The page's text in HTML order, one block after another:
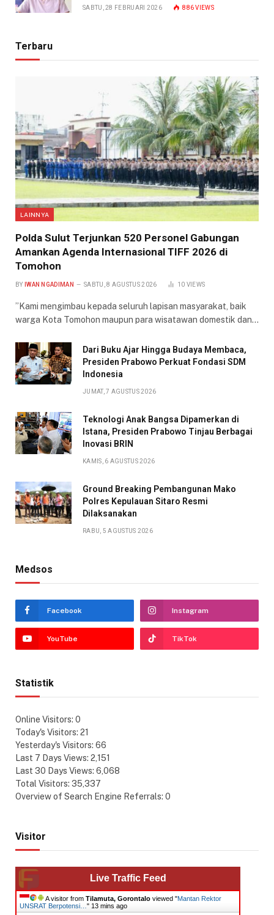
SABTU, 28 FEBRUARI 2026 886VIEWS
Terbaru
LAINNYA
​Polda Sulut Terjunkan 520 Personel Gabungan
Amankan Agenda Internasional TIFF 2026 di
Tomohon
BY IWAN NGADIMAN SABTU, 8 AGUSTUS 2026 10 VIEWS
​”Kami mengimbau kepada seluruh lapisan masyarakat, baik
warga Kota Tomohon maupun para wisatawan domestik dan…
Dari Buku Ajar Hingga Budaya Membaca,
Presiden Prabowo Perkuat Fondasi SDM
Indonesia
JUMAT, 7 AGUSTUS 2026
Teknologi Anak Bangsa Dipamerkan di
Istana, Presiden Prabowo Tinjau Berbagai
Inovasi BRIN
KAMIS, 6 AGUSTUS 2026
Ground Breaking Pembangunan Mako
Polres Kepulauan Sitaro Resmi
Dilaksanakan
RABU, 5 AGUSTUS 2026
Medsos
Facebook Instagram
YouTube TikTok
Statistik
Online Visitors: 0
Today's Visitors: 21
Yesterday's Visitors: 66
Last 7 Days Views: 2,151
Last 30 Days Views: 6,068
Total Visitors: 35,337
Overview of Search Engine Referrals: 0
Visitor
Live Traffic Feed
A visitor from Tilamuta, Gorontalo viewed "Mantan Rektor
UNSRAT Berpotensi… " 13 mins ago